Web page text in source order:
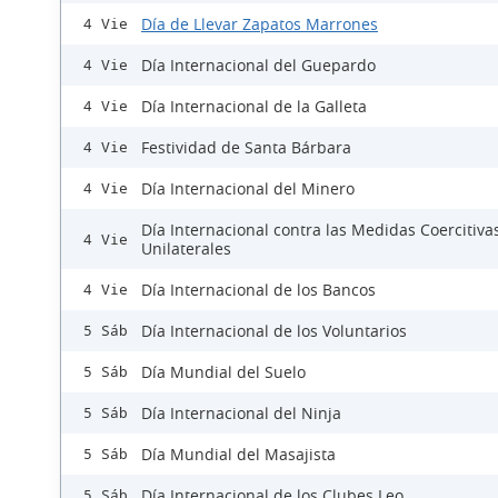
4 Vie Día de Llevar Zapatos Marrones
4 Vie Día Internacional del Guepardo
4 Vie Día Internacional de la Galleta
4 Vie Festividad de Santa Bárbara
4 Vie Día Internacional del Minero
4 Vie
Día Internacional contra las Medidas
Unilaterales
4 Vie Día Internacional de los Bancos
5 Sáb Día Internacional de los Voluntarios
5 Sáb Día Mundial del Suelo
5 Sáb Día Internacional del Ninja
5 Sáb Día Mundial del Masajista